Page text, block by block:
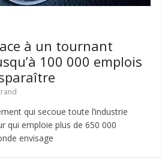
à un tournant
100 000 emplois
qui secoue toute l’industrie
qui emploie plus de 650 000
envisage